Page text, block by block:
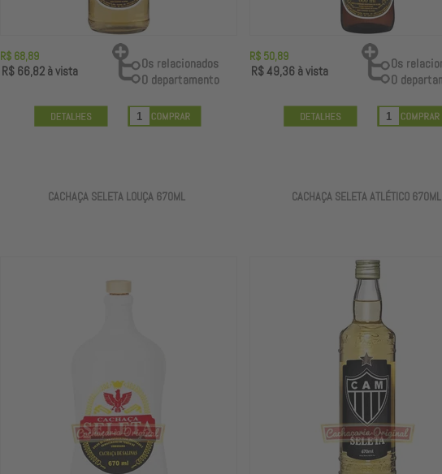
R$ 68,89
R$ 66,82à vista
R$ 50,89
R$ 49,36à vista
CACHAÇA SELETA LOUÇA 670ML CACHAÇA SELETA ATLÉTICO 670ML